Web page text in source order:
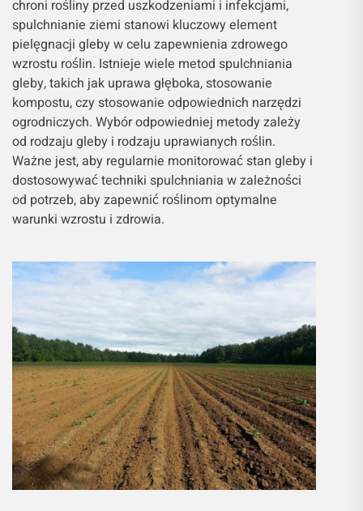
chroni rośliny przed uszkodzeniami i infekcjami,
spulchnianie ziemi stanowi kluczowy element
pielęgnacji gleby w celu zapewnienia zdrowego
wzrostu roślin. Istnieje wiele metod spulchniania
gleby, takich jak uprawa głęboka, stosowanie
kompostu, czy stosowanie odpowiednich narzędzi
ogrodniczych. Wybór odpowiedniej metody zależy
od rodzaju gleby i rodzaju uprawianych roślin.
Ważne jest, aby regularnie monitorować stan gleby i
dostosowywać techniki spulchniania w zależności
od potrzeb, aby zapewnić roślinom optymalne
warunki wzrostu i zdrowia.